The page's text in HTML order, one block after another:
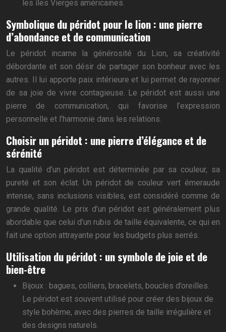
les îles Vierges américaines.
Symbolique du péridot pour le lion : une pierre
d’abondance et de communication
Le péridot incarne la générosité du Lion, sa créativité
débordante et son désir de partager son bonheur avec les
autres. Il lui apporte paix intérieure et lui permet de rayonner
de sa joie de vivre contagieuse. Le péridot est aussi une
pierre de communication, qui favorise l’expression
personnelle et l’harmonie dans les relations.
Choisir un péridot : une pierre d’élégance et de
sérénité
La qualité d’un péridot est déterminée par sa couleur, sa
pureté et son éclat. Un péridot de couleur vert émeraude
intense, sans inclusions visibles, est considéré comme de
grande qualité. Le prix d’un péridot est généralement plus
abordable que celui d’un rubis de taille équivalente, ce qui en
fait une option attrayante pour les budgets plus serrés.
Utilisation du péridot : un symbole de joie et de
bien-être
Bijoux : bagues, colliers, bracelets, boucles d’oreilles.
Le péridot est souvent utilisé pour créer des bijoux de
style bohème, avec des pierres de taille irrégulière et
des designs naturels.